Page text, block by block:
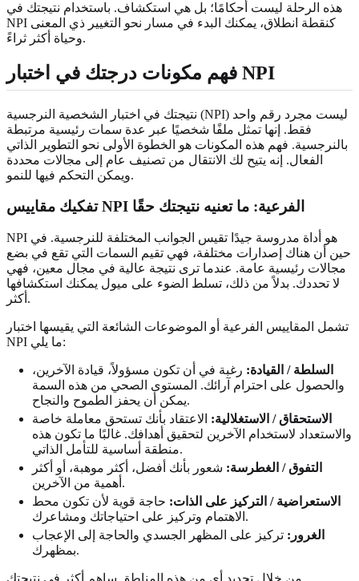
هذه الرحلة ليست أحكامًا؛ بل هي استكشاف. باستخدام نتيجتك في
NPI كنقطة انطلاق، يمكنك البدء في مسار نحو التغيير ذي المعنى
وحياة أكثر ثراءً.
فهم مكونات درجتك في اختبار NPI
نتيجتك في اختبار الشخصية النرجسية (NPI) ليست مجرد رقم واحد
فقط. إنها تمثل ملفًا شخصيًا عبر عدة سمات رئيسية مرتبطة
بالنرجسية. فهم هذه المكونات هو الخطوة الأولى نحو التطوير الذاتي
الفعال. إنه يتيح لك الانتقال من تصنيف عام إلى مجالات محددة
ويمكن التحكم فيها للنمو.
تفكيك مقاييس NPI الفرعية: ما تعنيه نتيجتك حقًا
NPI هو أداة مدروسة جيدًا تقيس الجوانب المختلفة للنرجسية. في
حين أن هناك إصدارات مختلفة، فهي تقيم السمات التي تقع في بضع
مجالات رئيسية عامة. عندما ترى نتيجة عالية في مجال معين، فهي
لا تحددك. بدلاً من ذلك، تسلط الضوء على ميول يمكنك استكشافها
أكثر.
تشمل المقاييس الفرعية أو الموضوعات الشائعة التي يقيسها اختبار
NPI ما يلي:
السلطة / القيادة: رغبة في أن تكون مسؤولاً، قيادة الآخرين،
والحصول على احترام آرائك. المستوى الصحي من هذه السمة
يمكن أن يحفز الطموح والنجاح.
الاستحقاق / الاستغلالية: الاعتقاد بأنك تستحق معاملة خاصة
والاستعداد لاستخدام الآخرين لتحقيق أهدافك. غالبًا ما تكون هذه
منطقة أساسية للتأمل الذاتي.
التفوق / الغطرسة: شعور بأنك أفضل، أكثر موهبة، أو أكثر
أهمية من الآخرين.
الاستعراضية / التركيز على الذات: حاجة قوية لأن تكون محط
الاهتمام وتركيز على احتياجاتك ومشاعرك.
الغرور: تركيز على المظهر الجسدي والحاجة إلى الإعجاب
بمظهرك.